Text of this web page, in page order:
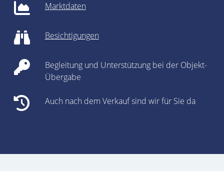
Marktdaten
Besichtigungen
Begleitung und Unterstützung bei der Objekt-
Übergabe
Auch nach dem Verkauf sind wir für Sie da